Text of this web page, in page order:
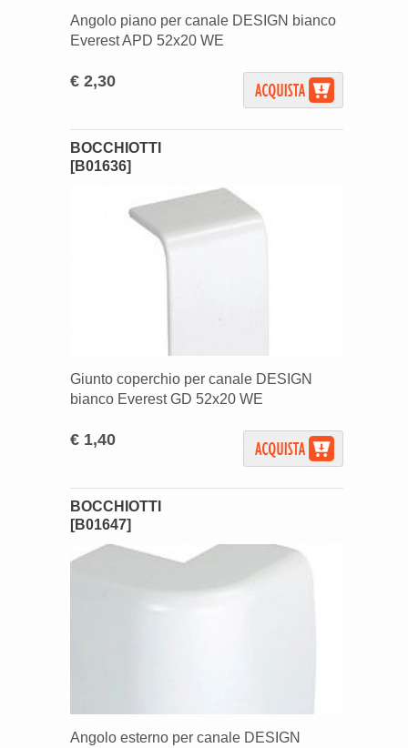
Angolo piano per canale DESIGN bianco
Everest APD 52x20 WE
€ 2,30
BOCCHIOTTI
[B01636]
Giunto coperchio per canale DESIGN
bianco Everest GD 52x20 WE
€ 1,40
BOCCHIOTTI
[B01647]
Angolo esterno per canale DESIGN